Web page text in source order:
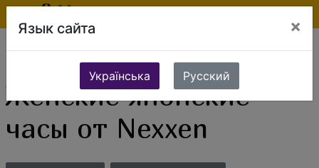
Ювелирные изделия Часы
Женские часы
Женские японские
часы от Nexxen
Язык сайта ×
Українська Русский